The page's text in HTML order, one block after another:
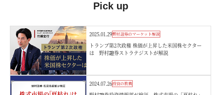
Pick up
2025.01.29野村證券のマーケット解説
トランプ第2次政権 株価が上昇した米国株セクター
は 野村證券ストラテジストが解説
2024.07.26投資の教養